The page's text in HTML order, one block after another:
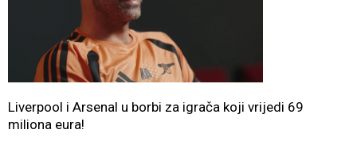
Liverpool i Arsenal u borbi za igrača koji vrijedi 69
miliona eura!